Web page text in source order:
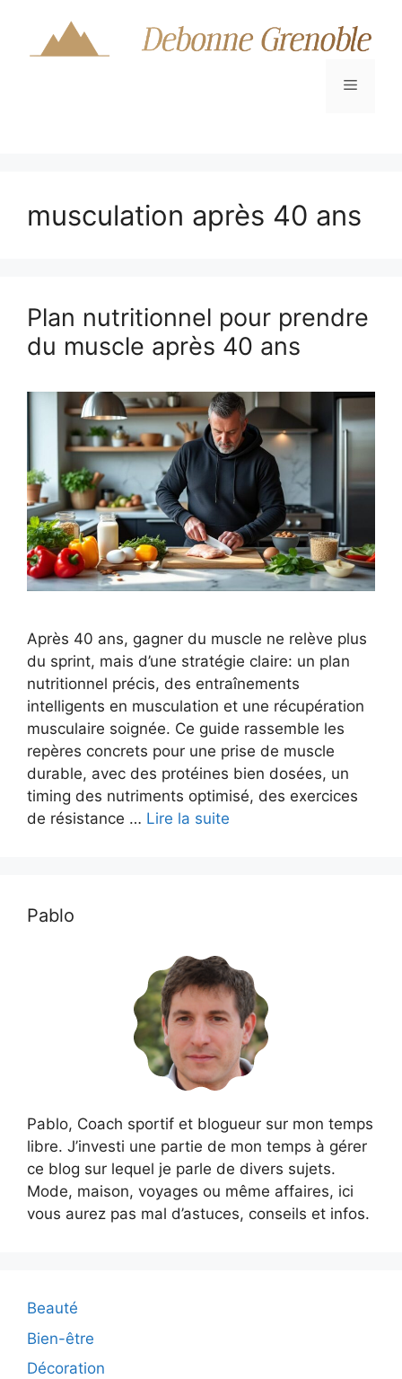
contenu
Menu
musculation après 40 ans
Plan nutritionnel pour prendre
du muscle après 40 ans
Après 40 ans, gagner du muscle ne relève plus
du sprint, mais d’une stratégie claire: un plan
nutritionnel précis, des entraînements
intelligents en musculation et une récupération
musculaire soignée. Ce guide rassemble les
repères concrets pour une prise de muscle
durable, avec des protéines bien dosées, un
timing des nutriments optimisé, des exercices
de résistance … Lire la suite
Pablo
Pablo, Coach sportif et blogueur sur mon temps
libre. J’investi une partie de mon temps à gérer
ce blog sur lequel je parle de divers sujets.
Mode, maison, voyages ou même affaires, ici
vous aurez pas mal d’astuces, conseils et infos.
Beauté
Bien-être
Décoration